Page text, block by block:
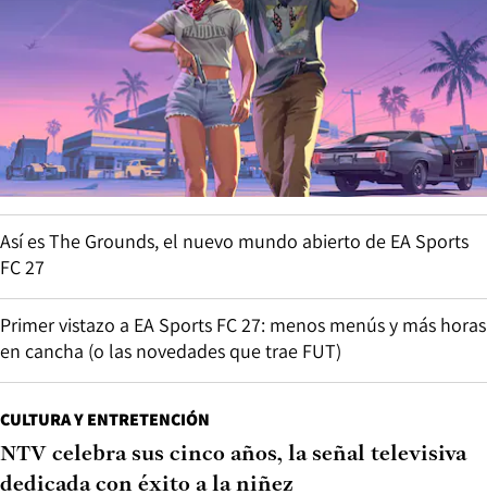
Así es The Grounds, el nuevo mundo abierto de EA Sports
FC 27
Primer vistazo a EA Sports FC 27: menos menús y más horas
en cancha (o las novedades que trae FUT)
CULTURA Y ENTRETENCIÓN
NTV celebra sus cinco años, la señal televisiva
dedicada con éxito a la niñez